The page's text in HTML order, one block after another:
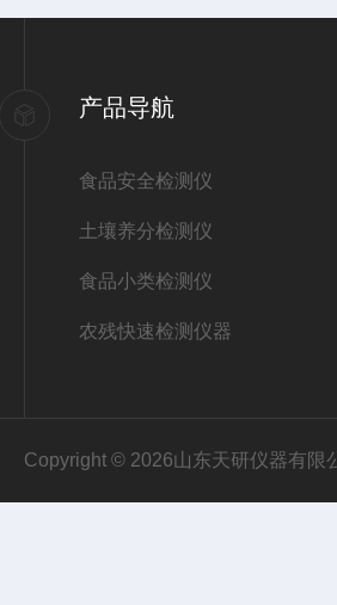
产品导航
食品安全检测仪
土壤养分检测仪
食品小类检测仪
农残快速检测仪器
Copyright © 2026山东天研仪器有